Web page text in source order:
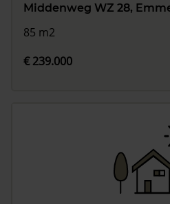
Middenweg WZ 28,
85 m2
€ 239.000